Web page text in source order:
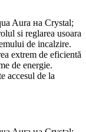
si reglarea usoara
de incalzire.
extrem de eficientă
de energie.
accesul de la